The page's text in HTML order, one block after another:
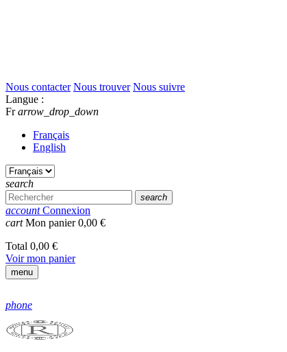
Nous contacter Nous trouver Nous suivre
Langue :
Fr arrow_drop_down
Français
English
search
search
account Connexion
cart Mon panier0,00 €
Total 0,00 €
Voir mon panier
menu
phone